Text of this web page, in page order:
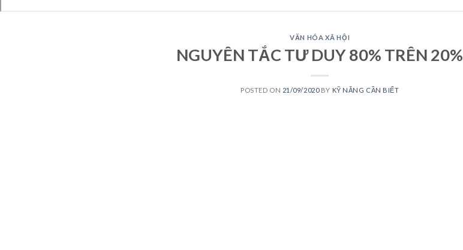
VĂN HÓA XÃ HỘI
NGUYÊN TẮC TƯ DUY 80% TRÊN 20%
POSTED ON 21/09/2020BY KỸ NĂNG CẦN BIẾT